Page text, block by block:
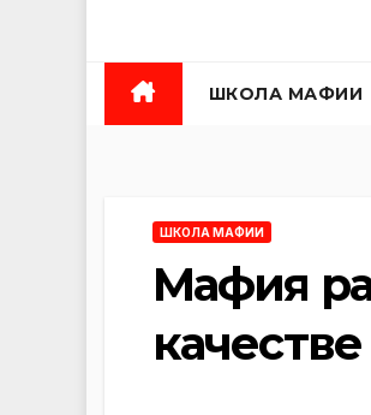
ШКОЛА МАФИИ
ШКОЛА МАФИИ
Мафия